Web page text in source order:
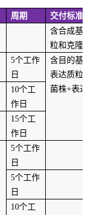
周期
交付标准
含合成基因
粒和克隆菌
5个工作
日
含目的基因
表达质粒+
菌株+表达
10个工
作日
15个工
作日
5个工作
日
5个工作
日
10个工